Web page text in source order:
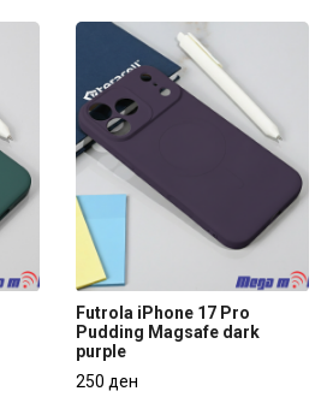
Futrola iPhone 17 Pro
Pudding Magsafe dark
Futrola iPhone 17 Pro
Pudding Magsafe dark
purple
250 ден